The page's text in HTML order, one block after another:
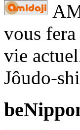
vous
vie
Jôudo-